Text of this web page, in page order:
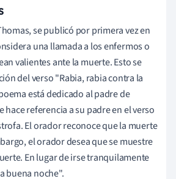
se publicó por primera vez en
una llamada a los enfermos o
valientes ante la muerte. Esto se
del verso "Rabia, rabia contra la
está dedicado al padre de
hace referencia a su padre en el verso
El orador reconoce que la muerte
el orador desea que se muestre
En lugar de irse tranquilamente
buena noche".